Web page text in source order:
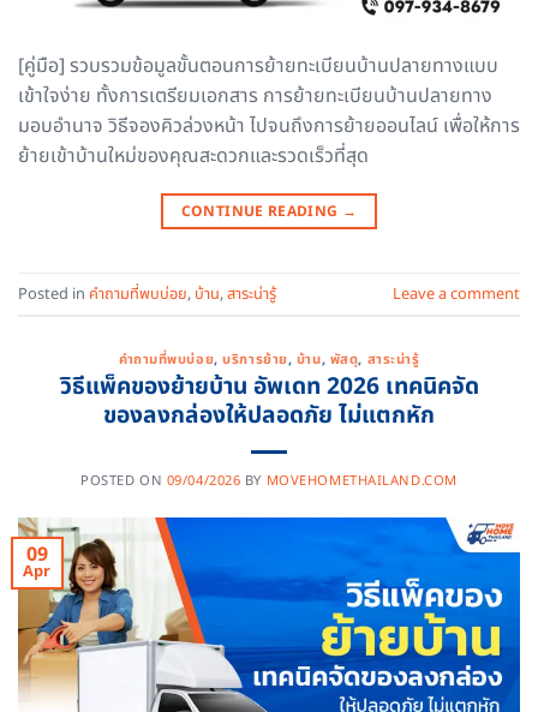
[คู่มือ] รวบรวมข้อมูลขั้นตอนการย้ายทะเบียนบ้านปลายทางแบบ
เข้าใจง่าย ทั้งการเตรียมเอกสาร การย้ายทะเบียนบ้านปลายทาง
มอบอำนาจ วิธีจองคิวล่วงหน้า ไปจนถึงการย้ายออนไลน์ เพื่อให้การ
ย้ายเข้าบ้านใหม่ของคุณสะดวกและรวดเร็วที่สุด
CONTINUE READING →
Posted in คำถามที่พบบ่อย, บ้าน,สาระน่ารู้ Leave a comment
คำถามที่พบบ่อย,บริการย้าย, บ้าน, พัสดุ, สาระน่ารู้
วิธีแพ็คของย้ายบ้าน อัพเดท 2026 เทคนิคจัด
ของลงกล่องให้ปลอดภัย ไม่แตกหัก
POSTED ON 09/04/2026 BY MOVEHOMETHAILAND.COM
09
Apr